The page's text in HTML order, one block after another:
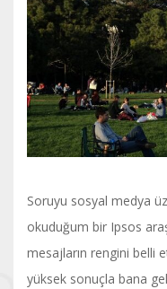
Soruyu sosyal medya
okuduğum bir Ipsos
mesajların rengini belli
yüksek sonuçla bana